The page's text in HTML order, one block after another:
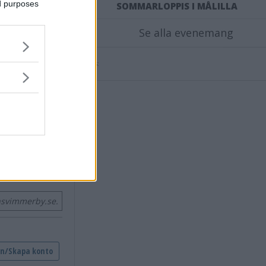
purposes
SOMMARLOPPIS I MÅLILLA
Se alla evenemang
Annons: